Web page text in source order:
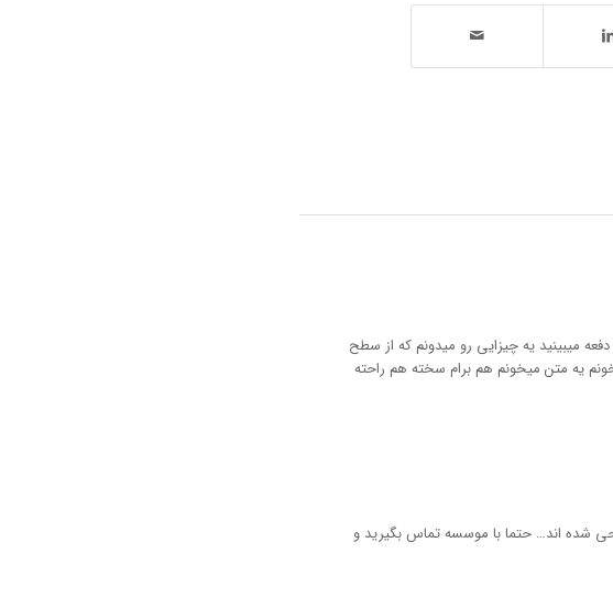
میبینید یه چیزایی رو میدونم که از سطح
یه متن میخونم هم برام سخته هم راحته
شده اند… حتما با موسسه تماس بگیرید و